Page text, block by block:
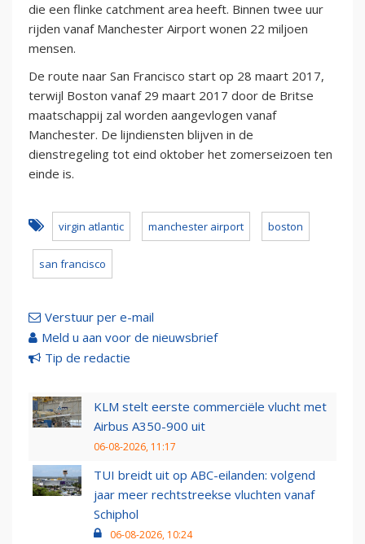
die een flinke catchment area heeft. Binnen twee uur
rijden vanaf Manchester Airport wonen 22 miljoen
mensen.
De route naar San Francisco start op 28 maart 2017,
terwijl Boston vanaf 29 maart 2017 door de Britse
maatschappij zal worden aangevlogen vanaf
Manchester. De lijndiensten blijven in de
dienstregeling tot eind oktober het zomerseizoen ten
einde is.
virgin atlantic manchester airport boston
san francisco
Verstuur per e-mail
Meld u aan voor de nieuwsbrief
Tip de redactie
KLM stelt eerste commerciële vlucht met
Airbus A350-900 uit
06-08-2026, 11:17
TUI breidt uit op ABC-eilanden: volgend
jaar meer rechtstreekse vluchten vanaf
Schiphol
06-08-2026, 10:24